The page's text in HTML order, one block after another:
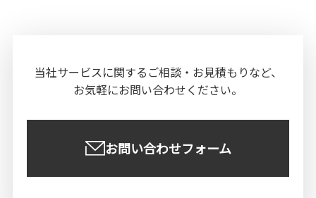
当社サービスに関する ご相談・お見積もりなど、
お気軽にお問い合わせください。
お問い合わせフォーム